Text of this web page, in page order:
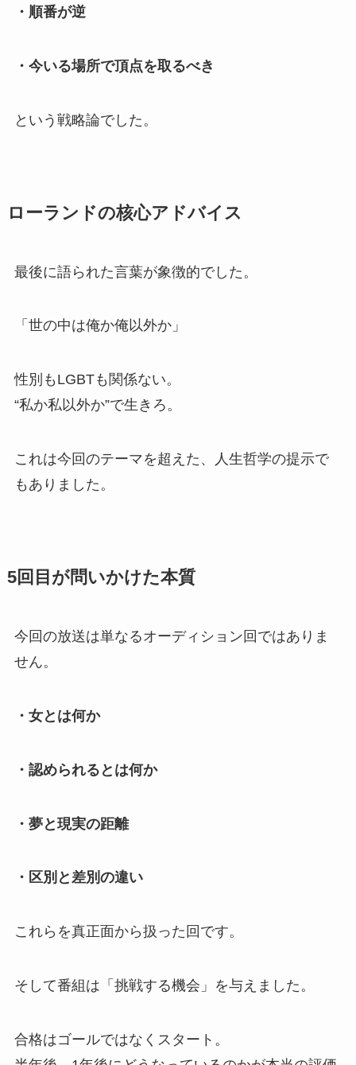
・順番が逆
・今いる場所で頂点を取るべき
という戦略論でした。
ローランドの核心アドバイス
最後に語られた言葉が象徴的でした。
「世の中は俺か俺以外か」
性別もLGBTも関係ない。
“私か私以外か”で生きろ。
これは今回のテーマを超えた、人生哲学の提示で
もありました。
5回目が問いかけた本質
今回の放送は単なるオーディション回ではありま
せん。
・女とは何か
・認められるとは何か
・夢と現実の距離
・区別と差別の違い
これらを真正面から扱った回です。
そして番組は「挑戦する機会」を与えました。
合格はゴールではなくスタート。